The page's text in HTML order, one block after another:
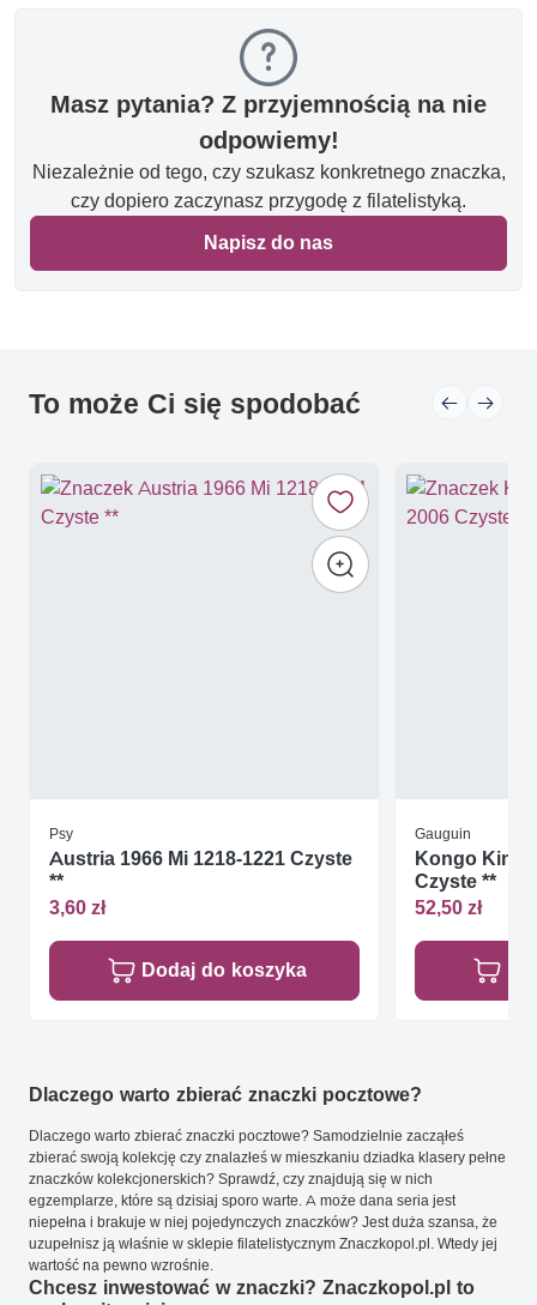
Masz pytania? Z przyjemnością na nie
odpowiemy!
Niezależnie od tego, czy szukasz konkretnego znaczka,
czy dopiero zaczynasz przygodę z filatelistyką.
Napisz do nas
To może Ci się spodobać
Psy
Austria 1966 Mi 1218-1221 Czyste
**
3,60 zł
Dodaj do koszyka
Gauguin
Kongo
Czyste **
52,50 zł
Dlaczego warto zbierać znaczki pocztowe?
Dlaczego warto zbierać znaczki pocztowe? Samodzielnie zacząłeś
zbierać swoją kolekcję czy znalazłeś w mieszkaniu dziadka klasery pełne
znaczków kolekcjonerskich? Sprawdź, czy znajdują się w nich
egzemplarze, które są dzisiaj sporo warte. A może dana seria jest
niepełna i brakuje w niej pojedynczych znaczków? Jest duża szansa, że
uzupełnisz ją właśnie w sklepie filatelistycznym Znaczkopol.pl. Wtedy jej
wartość na pewno wzrośnie.
Chcesz inwestować w znaczki? Znaczkopol.pl to